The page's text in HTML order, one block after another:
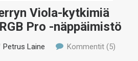
Viola-kytkimiä
Pro -näppäimistö
Petrus Laine Kommentit (5)